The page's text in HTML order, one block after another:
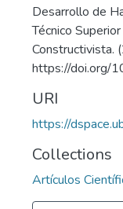
Desarrollo de
Técnico
Constructivista.
https://doi.org/
URI
https://
Collections
Artículos